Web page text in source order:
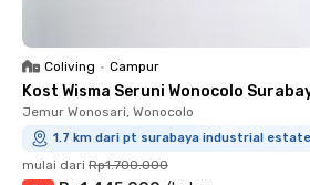
Coliving • Campur
Kost Wisma Seruni Wonocolo
Jemur Wonosari, Wonocolo
1.7 km dari pt surabaya industrial
mulai dari Rp1.700.000